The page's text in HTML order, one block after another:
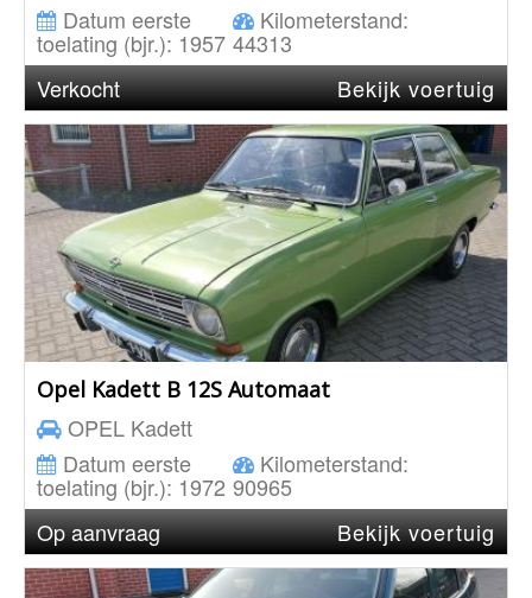
Datum eerste
toelating (bjr.): 1957
Kilometerstand:
44313
Verkocht
Bekijk voertuig
Opel Kadett B 12S Automaat
OPEL Kadett
Datum eerste
toelating (bjr.): 1972
Kilometerstand:
90965
Op aanvraag
Bekijk voertuig